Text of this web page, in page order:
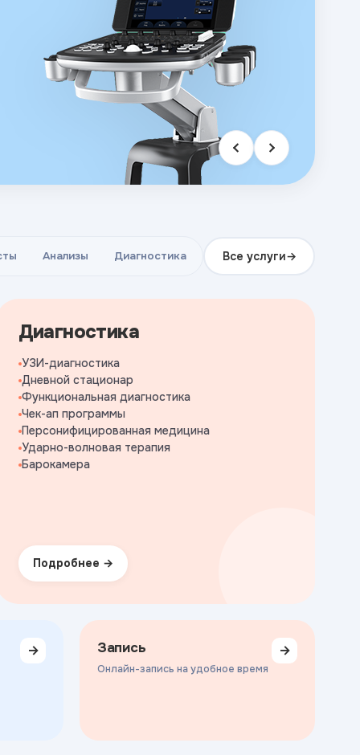
Анализы Диагностика Все услуги
Диагностика
УЗИ-диагностика
Дневной стационар
Функциональная диагностика
Чек-ап программы
Персонифицированная медицина
Ударно-волновая терапия
Барокамера
Подробнее
→ Запись
Онлайн-запись на удобное время
→